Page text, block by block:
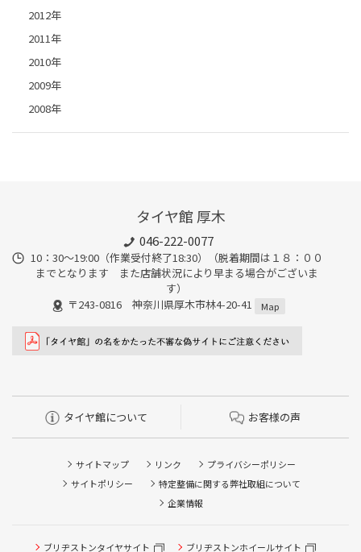
2012年
2011年
2010年
2009年
2008年
タイヤ館 厚木
046-222-0077
10：30～19:00（作業受付終了18:30）（脱着期間は１８：００
までとなります また店舗状況により早まる場合がございま
す）
〒243-0816 神奈川県厚木市林4-20-41
Map
タイヤ館について お客様の声
サイトマップ リンク
プライバシーポリシー
サイトポリシー
特定整備に関する弊社取組について
企業情報
ブリヂストンタイヤサイト ブリヂストンホイールサイト
タイヤ点検・安全点検/タイヤ履き替え/オイル交換/その他